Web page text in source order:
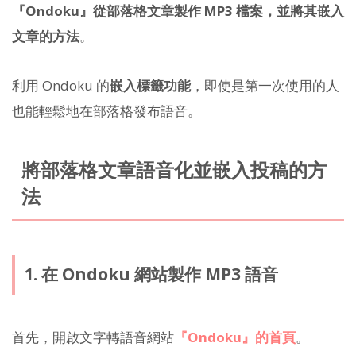
『Ondoku』從部落格文章製作 MP3 檔案，並將其嵌入
文章的方法。
利用 Ondoku 的嵌入標籤功能，即使是第一次使用的人
也能輕鬆地在部落格發布語音。
將部落格文章語音化並嵌入投稿的方
法
1. 在 Ondoku 網站製作 MP3 語音
首先，開啟文字轉語音網站 『Ondoku』的首頁。